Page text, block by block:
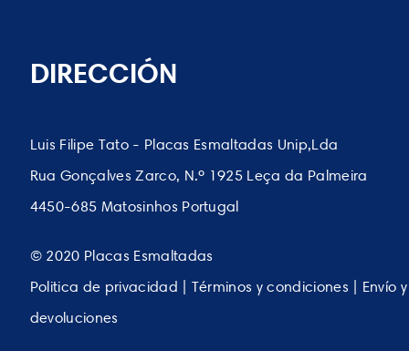
DIRECCIÓN
Luis Filipe Tato - Placas Esmaltadas Unip,Lda
Rua Gonçalves Zarco, N.º 1925 Leça da Palmeira
4450-685 Matosinhos Portugal
© 2020 Placas Esmaltadas
Politica de privacidad | Términos y condiciones | Envío y
devoluciones